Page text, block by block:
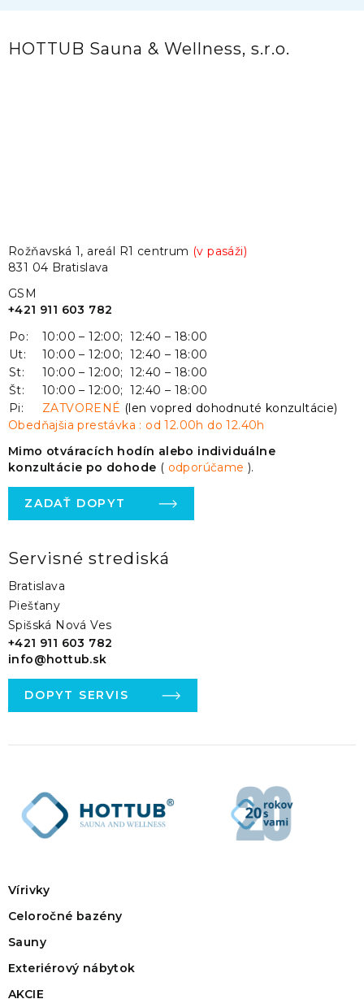
HOTTUB Sauna & Wellness, s.r.o.
Rožňavská 1, areál R1 centrum (v pasáži)
831 04 Bratislava
GSM
+421 911 603 782
Po:
10:00 – 12:00; 12:40 – 18:00
Ut:
10:00 – 12:00; 12:40 – 18:00
St:
10:00 – 12:00; 12:40 – 18:00
Št:
10:00 – 12:00; 12:40 – 18:00
Pi:
ZATVORENÉ (len vopred dohodnuté konzultácie)
Obedňajšia prestávka : od 12.00h do 12.40h
Mimo otváracích hodín alebo individuálne
konzultácie po dohode ( odporúčame).
ZADAŤ DOPYT
Servisné strediská
Bratislava
Piešťany
Spišská Nová Ves
+421 911 603 782
info@hottub.sk
DOPYT SERVIS
Vírivky
Celoročné bazény
Sauny
Exteriérový nábytok
AKCIE